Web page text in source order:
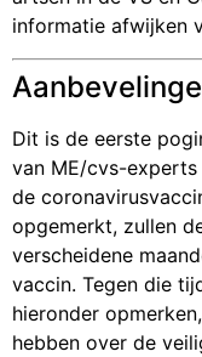
informatie afwijken
Dit is de eerste
van ME/cvs-
de
opgemerkt, zullen
verscheidene
vaccin. Tegen die
hieronder
hebben over de